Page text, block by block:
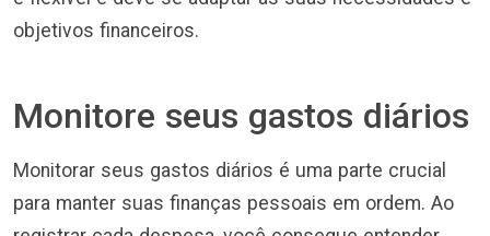
objetivos financeiros.
Monitore seus gastos diários
Monitorar seus gastos diários é uma parte crucial
para manter suas finanças pessoais em ordem. Ao